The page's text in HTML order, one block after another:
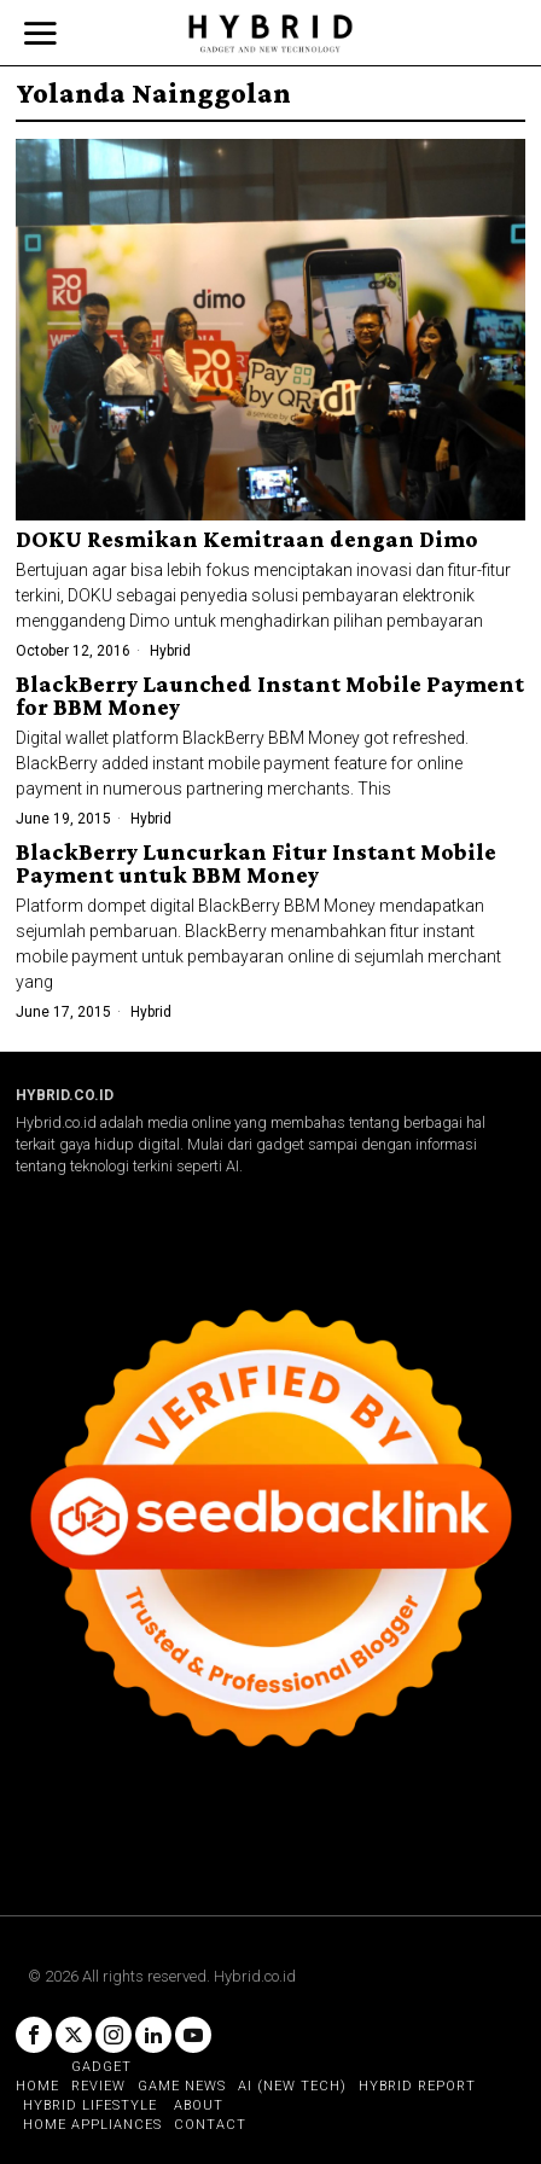
Yolanda Nainggolan
DOKU Resmikan Kemitraan dengan Dimo
Bertujuan agar bisa lebih fokus menciptakan inovasi dan fitur-fitur
terkini, DOKU sebagai penyedia solusi pembayaran elektronik
menggandeng Dimo untuk menghadirkan pilihan pembayaran
October 12, 2016 Hybrid
BlackBerry Launched Instant Mobile Payment
for BBM Money
Digital wallet platform BlackBerry BBM Money got refreshed.
BlackBerry added instant mobile payment feature for online
payment in numerous partnering merchants. This
June 19, 2015 Hybrid
BlackBerry Luncurkan Fitur Instant Mobile
Payment untuk BBM Money
Platform dompet digital BlackBerry BBM Money mendapatkan
sejumlah pembaruan. BlackBerry menambahkan fitur instant
mobile payment untuk pembayaran online di sejumlah merchant
yang
June 17, 2015 Hybrid
HYBRID.CO.ID
Hybrid.co.id adalah media online yang membahas tentang berbagai hal
terkait gaya hidup digital. Mulai dari gadget sampai dengan informasi
tentang teknologi terkini seperti AI.
© 2026 All rights reserved. Hybrid.co.id
HOME
GADGET
REVIEW
GAME NEWS AI (NEW TECH)
HYBRID REPORT
HYBRID LIFESTYLE
HOME APPLIANCES
ABOUT
CONTACT